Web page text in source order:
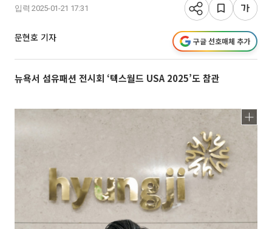
입력 2025-01-21 17:31
문현호 기자 구글 선호매체 추가
뉴욕서 섬유패션 전시회 ‘텍스월드 USA 2025’도 참관